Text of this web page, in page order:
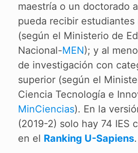
maestría o un doctorado
pueda recibir estudiantes
(según el Ministerio de
Nacional-MEN); y al
de investigación con
superior (según el
Ciencia Tecnología e
MinCiencias). En la
(2019-2) solo hay 74 IES
en el Ranking U-Sapiens.